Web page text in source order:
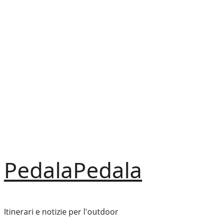
PedalaPedala
Itinerari e notizie per l'outdoor